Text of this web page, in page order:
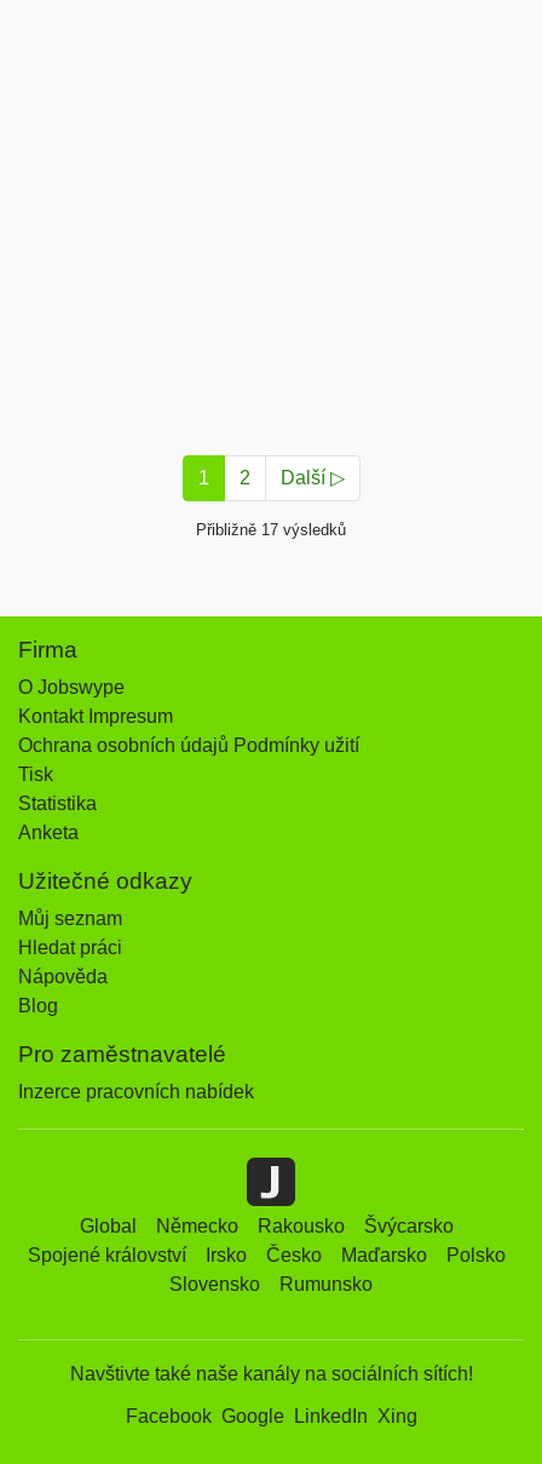
1 2 Další ▷
Přibližně 17 výsledků
Firma
O Jobswype
Kontakt Impresum
Ochrana osobních údajů Podmínky užití
Tisk
Statistika
Anketa
Užitečné odkazy
Můj seznam
Hledat práci
Nápověda
Blog
Pro zaměstnavatelé
Inzerce pracovních nabídek
Global Německo Rakousko
Švýcarsko
Spojené království
Irsko Česko Maďarsko
Polsko
Slovensko
Rumunsko
Navštivte také naše kanály na sociálních sítích!
Facebook Google LinkedIn Xing